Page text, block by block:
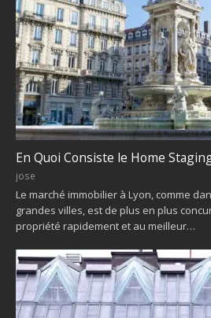
En Quoi Consiste le Home
jose
Le marché immobilier à Lyon, comme
grandes villes, est de plus en plus
propriété rapidement et au meilleur…